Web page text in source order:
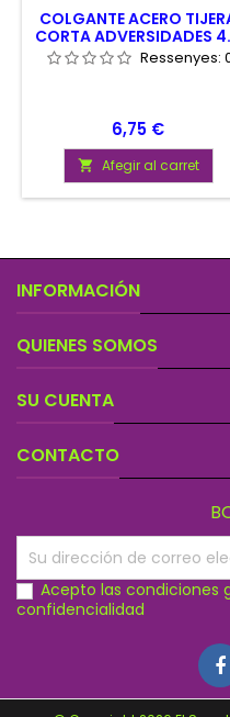
COLGANTE ACERO
CORTA ADVERSIDADES
CMRessenyes:
Preu
6,75 €
 Afegir al carret
INFORMACIÓN
QUIENES SOMOS
SU CUENTA
CONTACTO
Acepto las condiciones
confidencialidad